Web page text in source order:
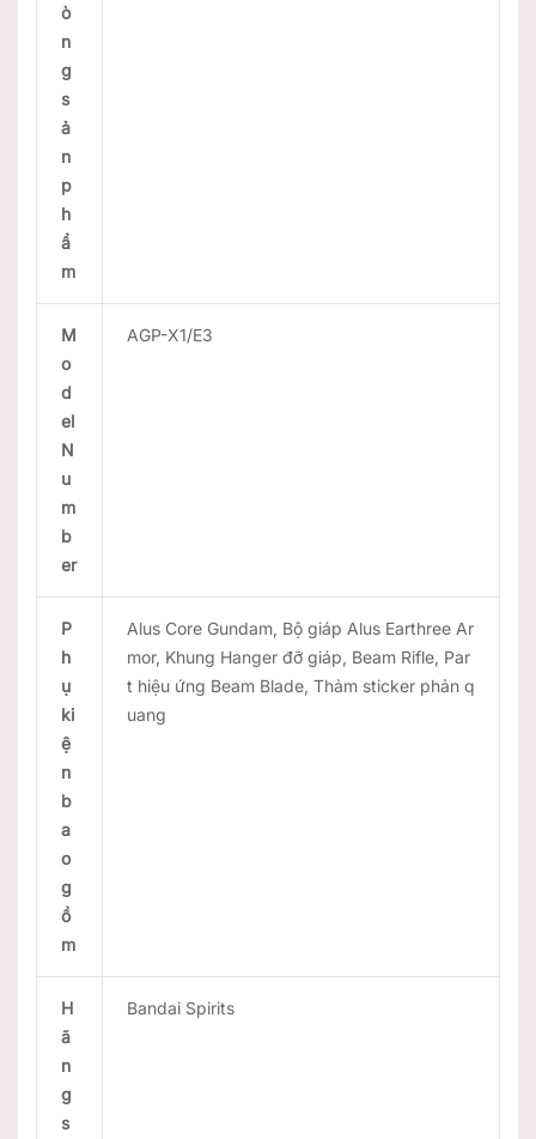
ò
n
g
s
ả
n
p
h
ẩ
m
M
o
d
el
N
u
m
b
er
AGP-X1/E3
P
h
ụ
ki
ệ
n
b
a
o
g
ồ
m
Alus Core Gundam, Bộ giáp Alus Earthree Ar
mor, Khung Hanger đỡ giáp, Beam Rifle, Par
t hiệu ứng Beam Blade, Thảm sticker phản q
uang
H
ã
n
g
s
Bandai Spirits